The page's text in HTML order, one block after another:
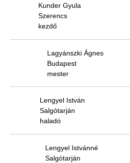
Kunder Gyula
Szerencs
kezdő
Lagyánszki Ágnes
Budapest
mester
Lengyel István
Salgótarján
haladó
Lengyel Istvánné
Salgótarján